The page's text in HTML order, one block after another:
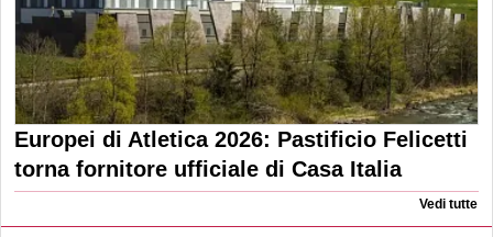
Europei di Atletica 2026: Pastificio Felicetti
torna fornitore ufficiale di Casa Italia
Vedi tutte